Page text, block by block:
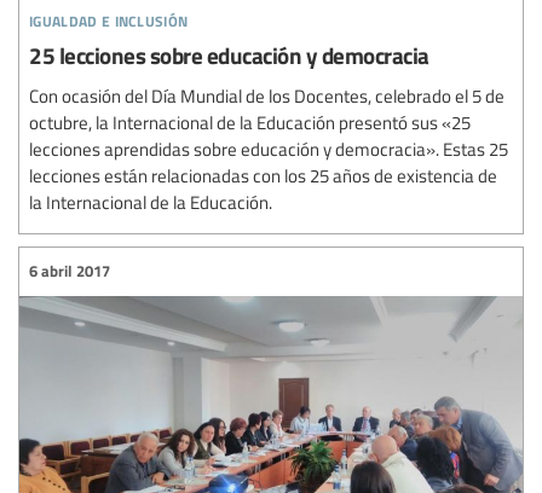
igualdad e inclusión
25 lecciones sobre educación y democracia
Con ocasión del Día Mundial de los Docentes, celebrado el 5 de
octubre, la Internacional de la Educación presentó sus «25
lecciones aprendidas sobre educación y democracia». Estas 25
lecciones están relacionadas con los 25 años de existencia de
la Internacional de la Educación.
6 abril 2017